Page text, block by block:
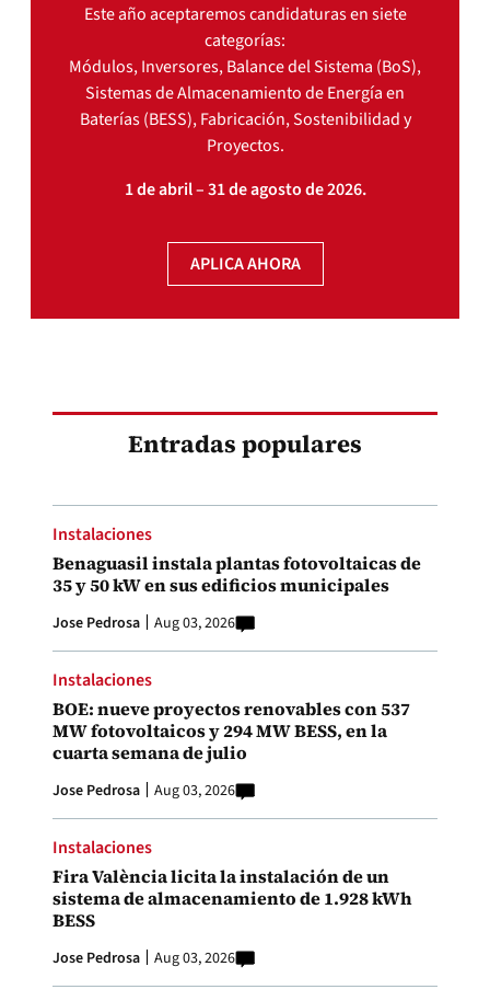
Este año aceptaremos candidaturas en siete
categorías:
Módulos, Inversores, Balance del Sistema (BoS),
Sistemas de Almacenamiento de Energía en
Baterías (BESS), Fabricación, Sostenibilidad y
Proyectos.
1 de abril – 31 de agosto de 2026.
APLICA AHORA
Entradas populares
Instalaciones
Benaguasil instala plantas fotovoltaicas de
35 y 50 kW en sus edificios municipales
Jose Pedrosa Aug 03, 2026
Instalaciones
BOE: nueve proyectos renovables con 537
MW fotovoltaicos y 294 MW BESS, en la
cuarta semana de julio
Jose Pedrosa Aug 03, 2026
Instalaciones
Fira València licita la instalación de un
sistema de almacenamiento de 1.928 kWh
BESS
Jose Pedrosa Aug 03, 2026